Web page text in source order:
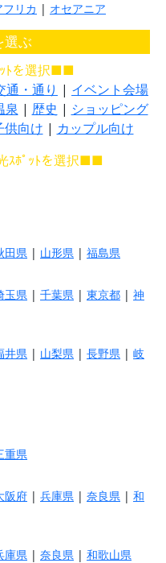
フリカ | オセアニア
選ぶ
ﾄを選択■■
通・通り | イベント会場
泉 | 歴史 | ショッピング
供向け | カップル向け
ｽﾎﾟｯﾄを選択■■
田県 | 山形県 | 福島県
玉県 | 千葉県 | 東京都 | 神
井県 | 山梨県 | 長野県 | 岐
重県
阪府 | 兵庫県 | 奈良県 | 和
庫県 | 奈良県 | 和歌山県